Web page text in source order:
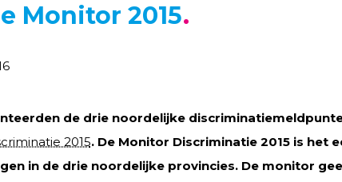
Monitor 2015
de drie noordelijke
2015. De Monitor Discriminatie 2015 is het
in de drie noordelijke provincies. De monitor